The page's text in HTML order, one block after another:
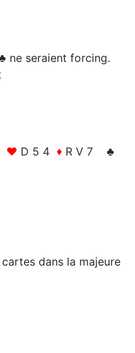
ne seraient forcing.
♥ D 5 4 ♦ R V 7 ♣
dans la majeure